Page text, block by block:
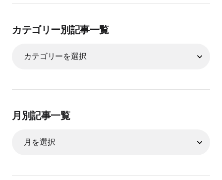
カテゴリー別記事一覧
月別記事一覧